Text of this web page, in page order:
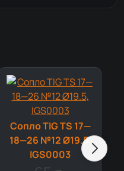
Сопло TIG TS 17—
18—26 №12 Ø19.5,
IGS0003